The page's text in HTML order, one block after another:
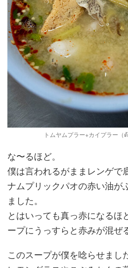
トムヤムプラー+カイプラー（
な〜るほど。
僕は言われるがままレンゲで
ナムプリックパオの赤い油が
ました。
とはいっても真っ赤になるほ
ープにうっすらと赤みが混ぜ
このスープが僕を唸らせまし